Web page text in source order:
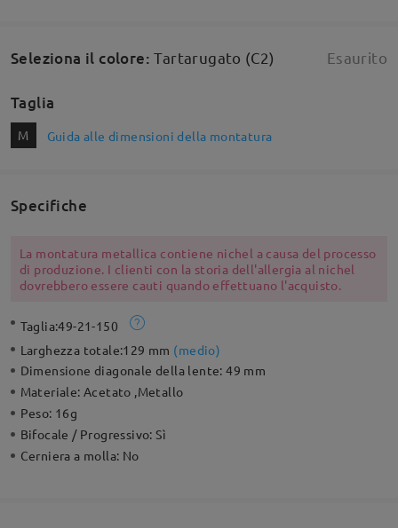
Seleziona il colore:Tartarugato (C2) Esaurito
Taglia
M Guida alle dimensioni della montatura
Specifiche
La montatura metallica contiene nichel a causa del processo
di produzione. I clienti con la storia dell'allergia al nichel
dovrebbero essere cauti quando effettuano l'acquisto.
Taglia:49-21-150
Larghezza totale:129 mm (medio)
Dimensione diagonale della lente:49 mm
Materiale:Acetato ,Metallo
Peso: 16g
Bifocale / Progressivo:Sì
Cerniera a molla: No